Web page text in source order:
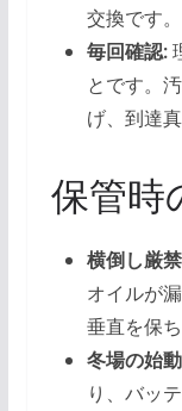
交換です。
毎回確認:
とです。
げ、到達
保管時
横倒し厳
オイルが
垂直を保ち
冬場の始
り、バッ